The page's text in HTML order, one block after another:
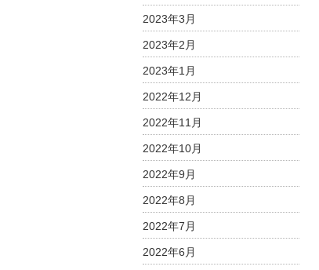
2023年3月
2023年2月
2023年1月
2022年12月
2022年11月
2022年10月
2022年9月
2022年8月
2022年7月
2022年6月